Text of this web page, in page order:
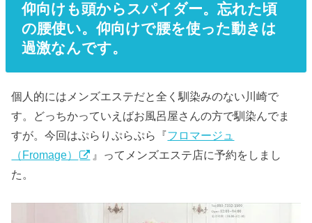
仰向けも頭からスパイダー。忘れた頃
の腰使い。仰向けで腰を使った動きは
過激なんです。
個人的にはメンズエステだと全く馴染みのない川崎で
す。どっちかっていえばお風呂屋さんの方で馴染んでま
すが。今回はぷらりぷらぷら『フロマージュ
（Fromage）
』ってメンズエステ店に予約をしまし
た。